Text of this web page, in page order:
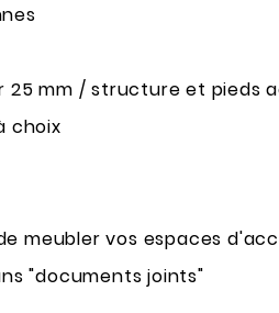
25 mm / structure et pieds
choix
meubler vos espaces
"documents joints"